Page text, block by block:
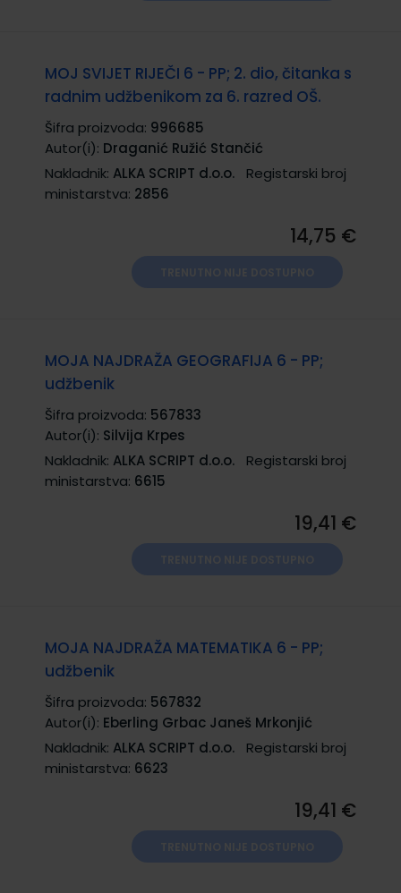
MOJ SVIJET RIJEČI 6 - PP; 2. dio, čitanka s
radnim udžbenikom za 6. razred OŠ.
Šifra proizvoda: 996685
Autor(i): Draganić Ružić Stančić
Nakladnik: ALKA SCRIPT d.o.o.
Registarski broj
ministarstva: 2856
14,75 €
MOJA NAJDRAŽA GEOGRAFIJA 6 - PP;
udžbenik
Šifra proizvoda: 567833
Autor(i): Silvija Krpes
Nakladnik: ALKA SCRIPT d.o.o.
Registarski broj
ministarstva: 6615
19,41 €
MOJA NAJDRAŽA MATEMATIKA 6 - PP;
udžbenik
Šifra proizvoda: 567832
Autor(i): Eberling Grbac Janeš Mrkonjić
Nakladnik: ALKA SCRIPT d.o.o.
Registarski broj
ministarstva: 6623
19,41 €